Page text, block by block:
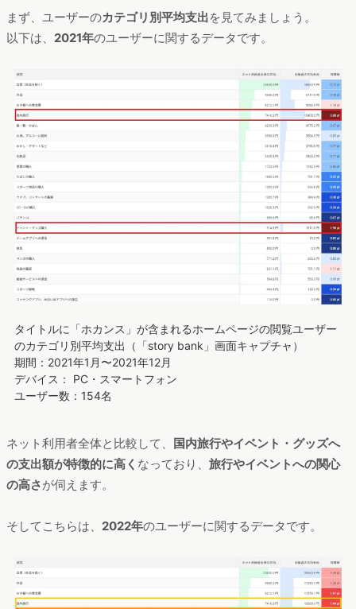
まず、ユーザーのカテゴリ別平均支出を見てみましょう。
以下は、 2021年のユーザーに関するデータです。
タイトルに「ホカンス」が含まれるホームページの閲覧ユーザー
のカテゴリ別平均支出（「story bank」画面キャプチャ）
期間：2021年1月〜2021年12月
デバイス： PC・スマートフォン
ユーザー数：154名
ネット利用者全体と比較して、 国内旅行やイベント・グッズへ
の支出額が特徴的に高く なっており、 旅行やイベントへの関心
の高さが伺えます。
そしてこちらは、 2022年のユーザーに関するデータです。